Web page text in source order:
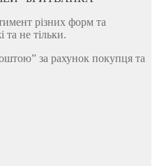
різних форм та
та не тільки.
за рахунок покупця та